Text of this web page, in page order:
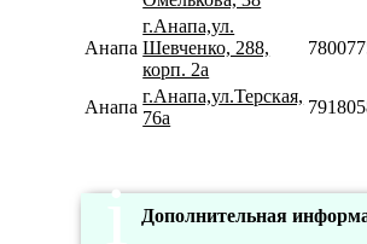
Анапа
г.Анапа,ул.
Шевченко, 288,
корп. 2а
Анапа
г.Анапа,ул.Терская,
76а
Дополнительная